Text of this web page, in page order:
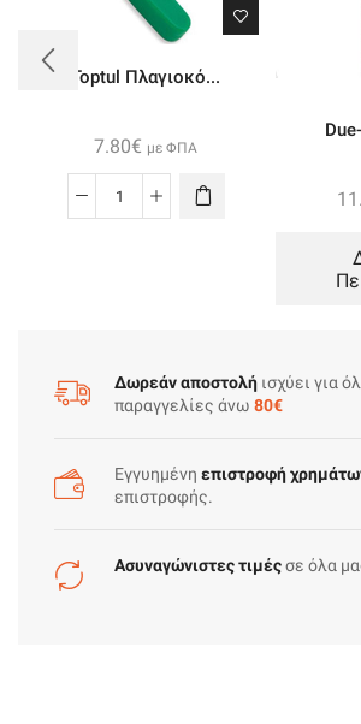
Toptul Πλαγιοκό...
7.80€ με ΦΠΑ
Toptul
Δωρεάν αποστολή ισχύει για
παραγγελίες άνω 80€
Εγγυημένη επιστροφή
επιστροφής.
Ασυναγώνιστες τιμέςσε όλα